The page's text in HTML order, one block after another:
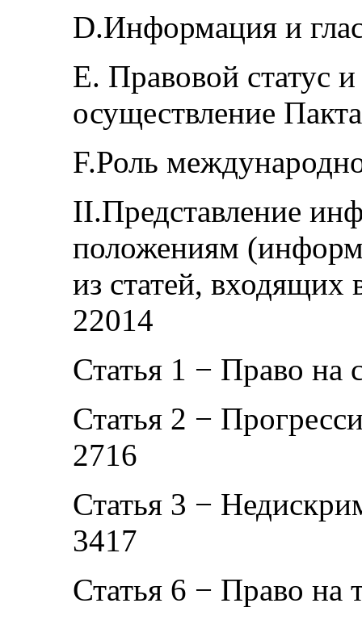
D.Информация и
E. Правовой статус
осуществление
F.Роль
II.Представление
положениям
из статей,
22014
Статья 1 − Право на
Статья 2 −
2716
Статья 3 −
3417
Статья 6 − Право на